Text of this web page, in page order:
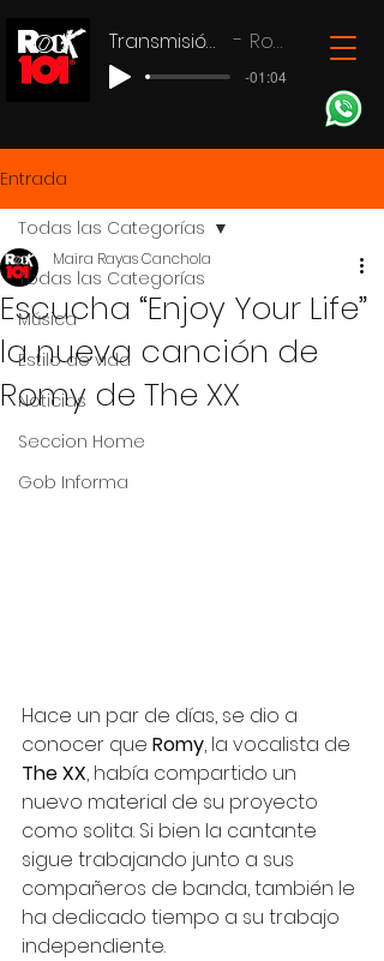
Transmisión en vivo Rock 101
-01:04
Entrada
Todas las Categorías
Música
Estilo de vida
Noticias
Seccion Home
Gob Informa
Todas las Categorías
Escucha “Enjoy Your Life”
la nueva canción de
Romy de The XX
Maira Rayas Canchola
Hace un par de días, se dio a
conocer que Romy, la vocalista de
The XX, había compartido un
nuevo material de su proyecto
como solita. Si bien la cantante
sigue trabajando junto a sus
compañeros de banda, también le
ha dedicado tiempo a su trabajo
independiente.